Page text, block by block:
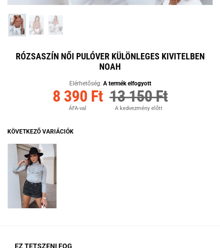
RÓZSASZÍN NŐI PULÓVER KÜLÖNLEGES KIVITELBEN
NOAH
Elérhetőség: A termék elfogyott
8 390 Ft
ÁFA-val
13 150 Ft
A kedvezmény előtt
KÖVETKEZŐ VARIÁCIÓK
EZ TETSZENI FOG